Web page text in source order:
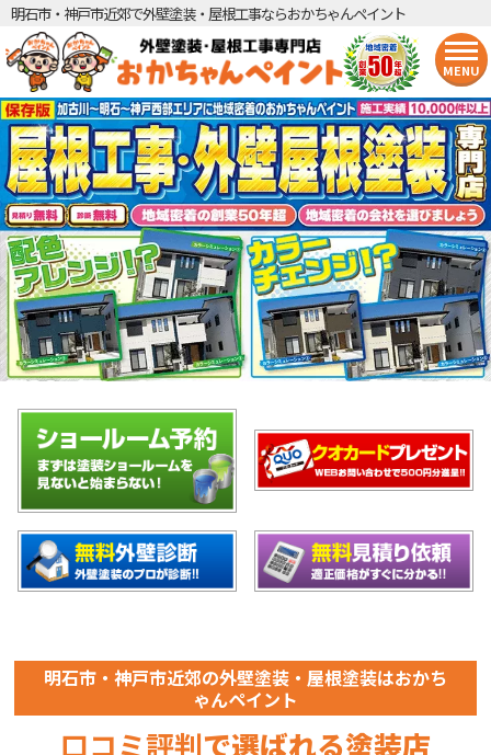
明石市・神戸市近郊で外壁塗装・屋根工事ならおかちゃんペイント
MENU
明石市・神戸市近郊の外壁塗装・屋根塗装はおかち
ゃんペイント
口コミ評判で選ばれる塗装店